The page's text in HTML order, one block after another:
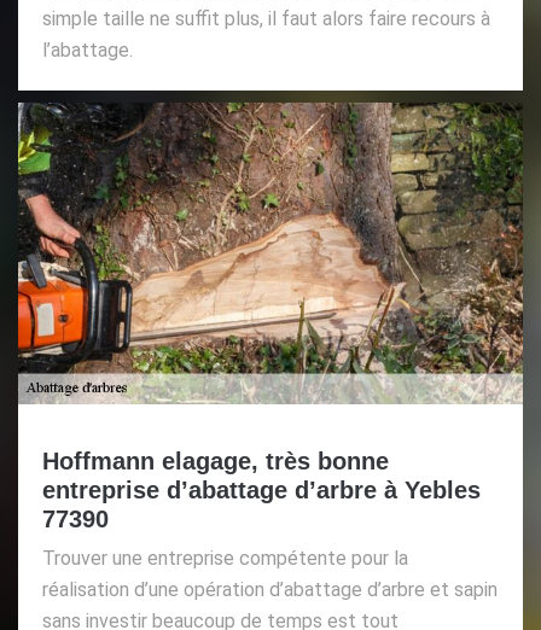
simple taille ne suffit plus, il faut alors faire recours à
l’abattage.
Hoffmann elagage, très bonne
entreprise d’abattage d’arbre à Yebles
77390
Trouver une entreprise compétente pour la
réalisation d’une opération d’abattage d’arbre et sapin
sans investir beaucoup de temps est tout